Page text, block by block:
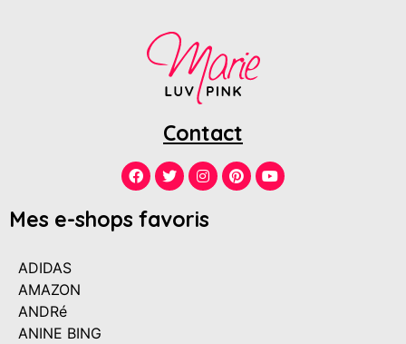
Contact
Mes e-shops favoris
ADIDAS
AMAZON
ANDRé
ANINE BING